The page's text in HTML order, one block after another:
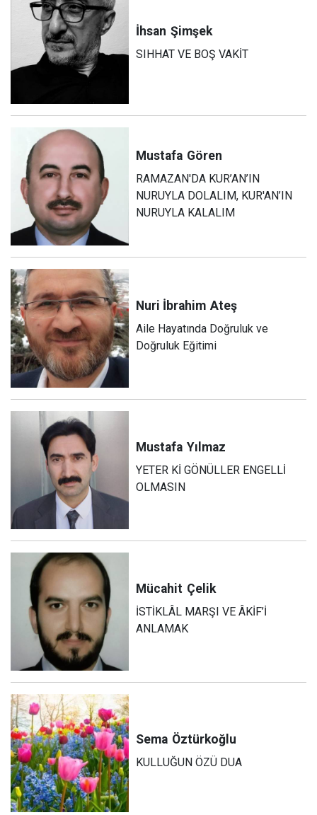
İhsan Şimşek
SIHHAT VE BOŞ VAKİT
Mustafa Gören
RAMAZAN'DA KUR’AN’IN
NURUYLA DOLALIM, KUR'AN’IN
NURUYLA KALALIM
Nuri İbrahim Ateş
Aile Hayatında Doğruluk ve
Doğruluk Eğitimi
Mustafa Yılmaz
YETER Kİ GÖNÜLLER ENGELLİ
OLMASIN
Mücahit Çelik
İSTİKLÂL MARŞI VE ÂKİF’İ
ANLAMAK
Sema Öztürkoğlu
KULLUĞUN ÖZÜ DUA